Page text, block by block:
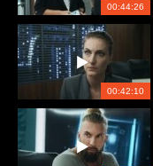
00:44:26
00:42:10